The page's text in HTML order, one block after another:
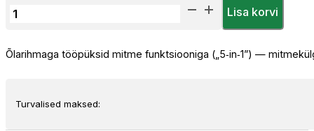
Sara
Õlarihmaga
Lisa korvi
Õlarihmaga tööpüksid mitme funktsiooniga („5‑in‑1”) —
Turvalised maksed: